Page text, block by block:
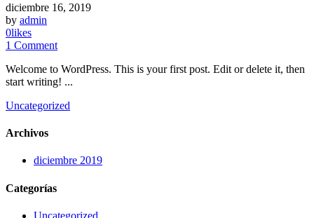
diciembre 16, 2019
by admin
0likes
1 Comment
Welcome to WordPress. This is your first post. Edit or delete it, then
start writing! ...
Uncategorized
Archivos
diciembre 2019
Categorías
Uncategorized